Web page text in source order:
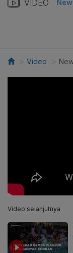
VIDEO
Video
Video selanjutnya